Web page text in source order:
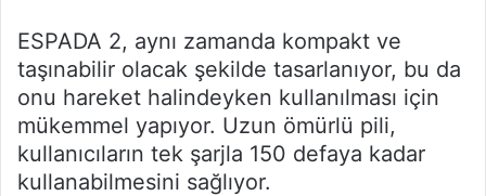
ESPADA 2, aynı zamanda kompakt ve
taşınabilir olacak şekilde tasarlanıyor, bu da
onu hareket halindeyken kullanılması için
mükemmel yapıyor. Uzun ömürlü pili,
kullanıcıların tek şarjla 150 defaya kadar
kullanabilmesini sağlıyor.